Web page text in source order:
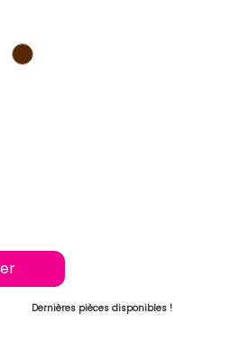
FONCE
MARRON
Dernières pièces disponibles !